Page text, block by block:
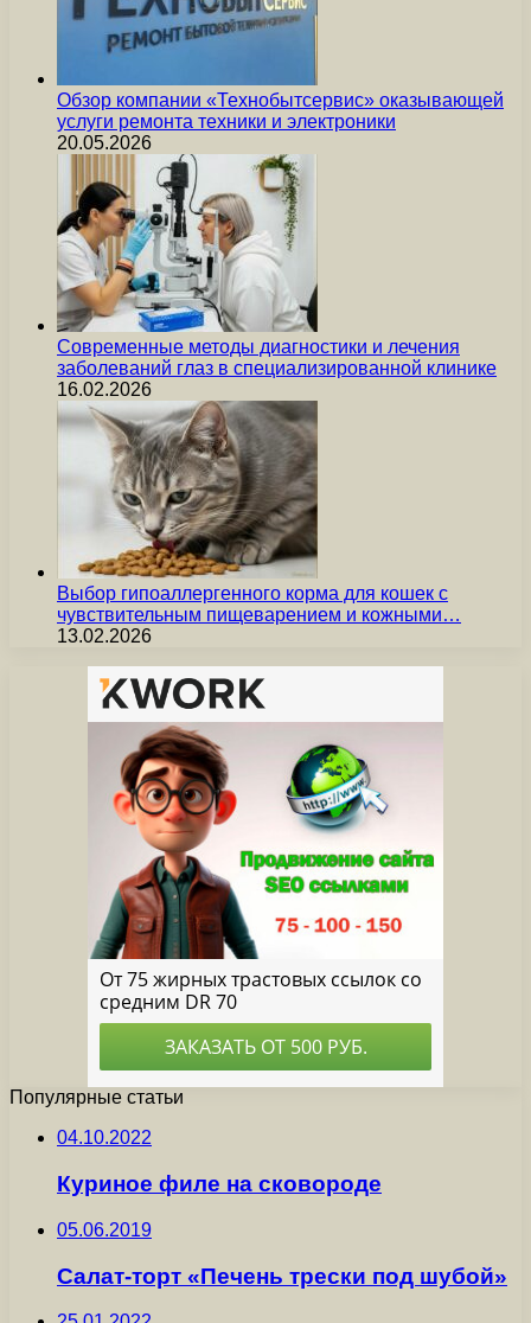
Обзор компании «Технобытсервис» оказывающей
услуги ремонта техники и электроники
20.05.2026
Современные методы диагностики и лечения
заболеваний глаз в специализированной клинике
16.02.2026
Выбор гипоаллергенного корма для кошек с
чувствительным пищеварением и кожными…
13.02.2026
Популярные статьи
04.10.2022
Куриное филе на сковороде
05.06.2019
Салат-торт «Печень трески под шубой»